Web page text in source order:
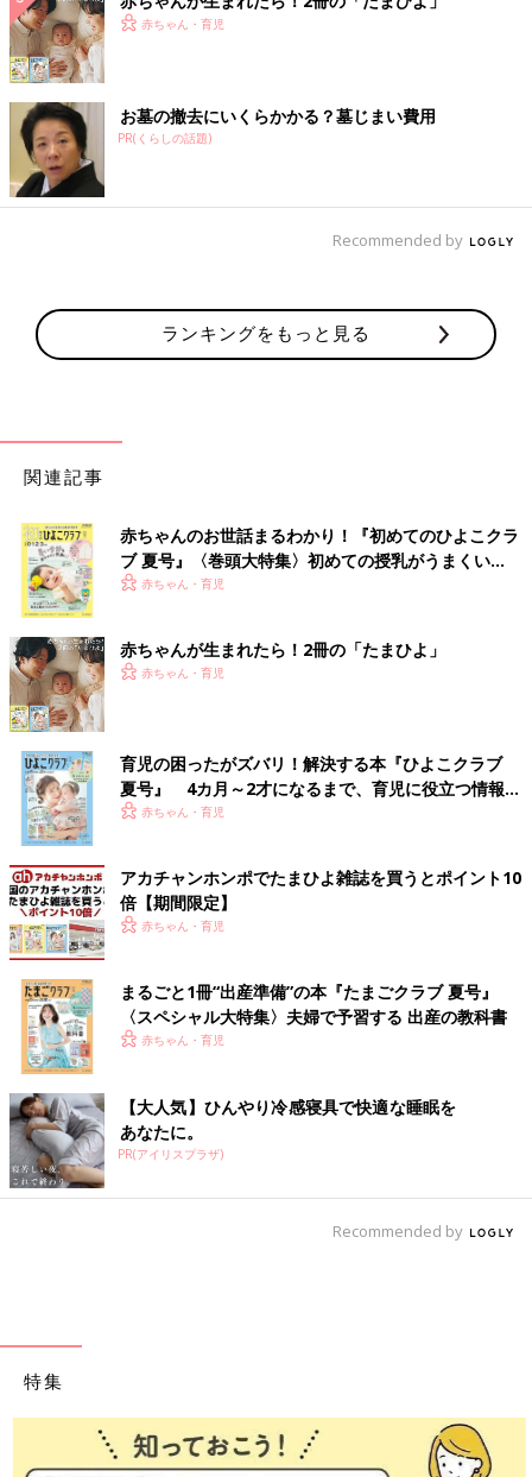
赤ちゃん・育児
お墓の撤去にいくらかかる？墓じまい費用
PR(くらしの話題)
Recommended by
ランキングをもっと見る
関連記事
赤ちゃんのお世話まるわかり！『初めてのひよこクラ
ブ 夏号』〈巻頭大特集〉初めての授乳がうまくい
く！ おっぱい・ミルクの基本と夏のトラブル 解決テ
赤ちゃん・育児
赤ちゃんが生まれたら！2冊の「たまひよ」
赤ちゃん・育児
育児の困ったがズバリ！解決する本『ひよこクラブ
夏号』 4カ月～2才になるまで、育児に役立つ情報が
いっぱい！
赤ちゃん・育児
アカチャンホンポでたまひよ雑誌を買うとポイント10
倍【期間限定】
赤ちゃん・育児
まるごと1冊“出産準備”の本『たまごクラブ 夏号』
〈スペシャル大特集〉夫婦で予習する 出産の教科書
赤ちゃん・育児
【大人気】ひんやり冷感寝具で快適な睡眠を
あなたに。
PR(アイリスプラザ)
Recommended by
特集